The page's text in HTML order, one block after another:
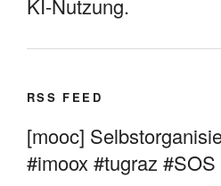
KI-Nutzung.
RSS FEED
[mooc]
#imoox #tugraz #SOS